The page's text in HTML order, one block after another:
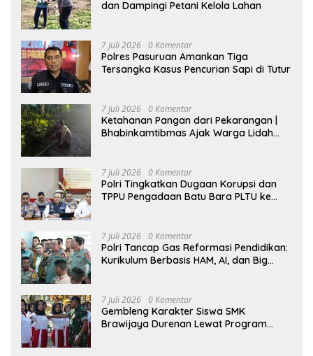
dan Dampingi Petani Kelola Lahan
7 Juli 2026 0 Komentar
Polres Pasuruan Amankan Tiga
Tersangka Kasus Pencurian Sapi di Tutur
7 Juli 2026 0 Komentar
Ketahanan Pangan dari Pekarangan |
Bhabinkamtibmas Ajak Warga Lidah
7 Juli 2026 0 Komentar
Polri Tingkatkan Dugaan Korupsi dan
TPPU Pengadaan Batu Bara PLTU ke
7 Juli 2026 0 Komentar
Polri Tancap Gas Reformasi Pendidikan:
Kurikulum Berbasis HAM, AI, dan Big
7 Juli 2026 0 Komentar
Gembleng Karakter Siswa SMK
Brawijaya Durenan Lewat Program